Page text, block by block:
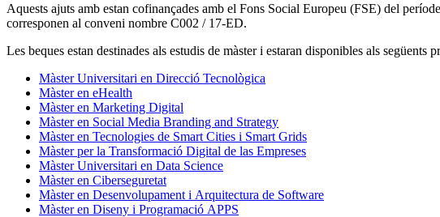
Aquests ajuts amb estan cofinançades amb el Fons Social Europeu (FSE) del
corresponen al conveni nombre C002 / 17-ED.
Les beques estan destinades als estudis de màster i estaran disponibles als següents
Màster Universitari en Direcció Tecnològica
Màster en eHealth
Màster en Marketing Digital
Màster en Social Media Branding and Strategy
Màster en Tecnologies de Smart Cities i Smart Grids
Màster per la Transformació Digital de las Empreses
Màster Universitari en Data Science
Màster en Ciberseguretat
Màster en Desenvolupament i Arquitectura de Software
Màster en Diseny i Programació APPS